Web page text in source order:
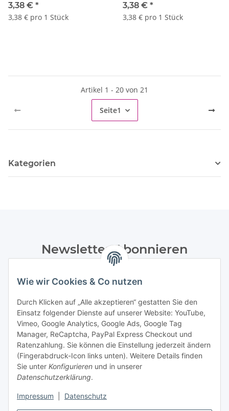
Wie wir Cookies & Co nutzen
Durch Klicken auf „Alle akzeptieren“ gestatten Sie den
Einsatz folgender Dienste auf unserer Website: YouTube,
Vimeo, Google Analytics, Google Ads, Google Tag
Manager, ReCaptcha, PayPal Express Checkout und
Ratenzahlung. Sie können die Einstellung jederzeit ändern
(Fingerabdruck-Icon links unten). Weitere Details finden
Sie unter Konfigurieren und in unserer
Datenschutzerklärung.
Impressum Datenschutz
3,38 € *
3,38 € pro 1 Stück
3,38 € *
3,38 € pro 1 Stück
Artikel 1 - 20 von 21
Seite1
Kategorien
Newsletter Abonnieren
Datenschutzerklärungregelmäßig und jederzeit widerruflich
Abonnieren
Informationen
Gesetzliche Informationen